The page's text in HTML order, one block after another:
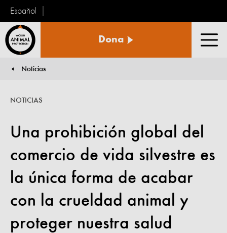
Español
Animal
Dona
Noticias
Una prohibición global del
comercio de vida silvestre es
la única forma de acabar
con la crueldad animal y
proteger nuestra salud
NOTICIAS